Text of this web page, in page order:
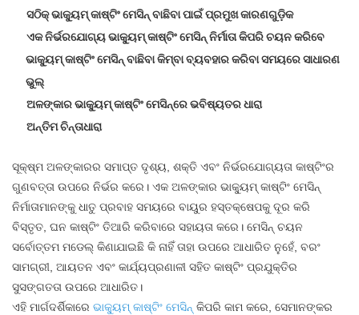
ସଠିକ୍ ଭାକ୍ୟୁମ୍ କାଷ୍ଟିଂ ମେସିନ୍ ବାଛିବା ପାଇଁ ପ୍ରମୁଖ କାରଣଗୁଡ଼ିକ
ଏକ ନିର୍ଭରଯୋଗ୍ୟ ଭାକ୍ୟୁମ୍ କାଷ୍ଟିଂ ମେସିନ୍ ନିର୍ମାତା କିପରି ଚୟନ କରିବେ
ଭାକ୍ୟୁମ୍ କାଷ୍ଟିଂ ମେସିନ୍ ବାଛିବା କିମ୍ବା ବ୍ୟବହାର କରିବା ସମୟରେ ସାଧାରଣ
ଭୁଲ୍
ଅଳଙ୍କାର ଭାକ୍ୟୁମ୍ କାଷ୍ଟିଂ ମେସିନ୍‌ରେ ଭବିଷ୍ୟତର ଧାରା
ଅନ୍ତିମ ଚିନ୍ତାଧାରା
ସୂକ୍ଷ୍ମ ଅଳଙ୍କାରର ସମାପ୍ତ ଦୃଶ୍ୟ, ଶକ୍ତି ଏବଂ ନିର୍ଭରଯୋଗ୍ୟତା କାଷ୍ଟିଂର
ଗୁଣବତ୍ତା ଉପରେ ନିର୍ଭର କରେ। ଏକ ଅଳଙ୍କାର ଭାକ୍ୟୁମ୍ କାଷ୍ଟିଂ ମେସିନ୍
ନିର୍ମାତାମାନଙ୍କୁ ଧାତୁ ପ୍ରବାହ ସମୟରେ ବାୟୁର ହସ୍ତକ୍ଷେପକୁ ଦୂର କରି
ବିସ୍ତୃତ, ଘନ କାଷ୍ଟିଂ ତିଆରି କରିବାରେ ସହାୟତା କରେ। ମେସିନ୍ ଚୟନ
ସର୍ବୋତ୍ତମ ମଡେଲ୍ କିଣାଯାଇଛି କି ନାହିଁ ତାହା ଉପରେ ଆଧାରିତ ନୁହେଁ, ବରଂ
ସାମଗ୍ରୀ, ଆୟତନ ଏବଂ କାର୍ଯ୍ୟପ୍ରଣାଳୀ ସହିତ କାଷ୍ଟିଂ ପ୍ରଯୁକ୍ତିର
ସୁସଙ୍ଗତତା ଉପରେ ଆଧାରିତ।
ଏହି ମାର୍ଗଦର୍ଶିକାରେ ଭାକ୍ୟୁମ୍ କାଷ୍ଟିଂ ମେସିନ୍ କିପରି କାମ କରେ, ସେମାନଙ୍କର